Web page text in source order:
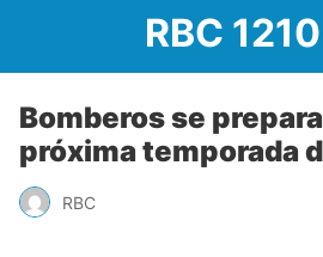
RBC
Bomberos se
próxima temporada
RBC